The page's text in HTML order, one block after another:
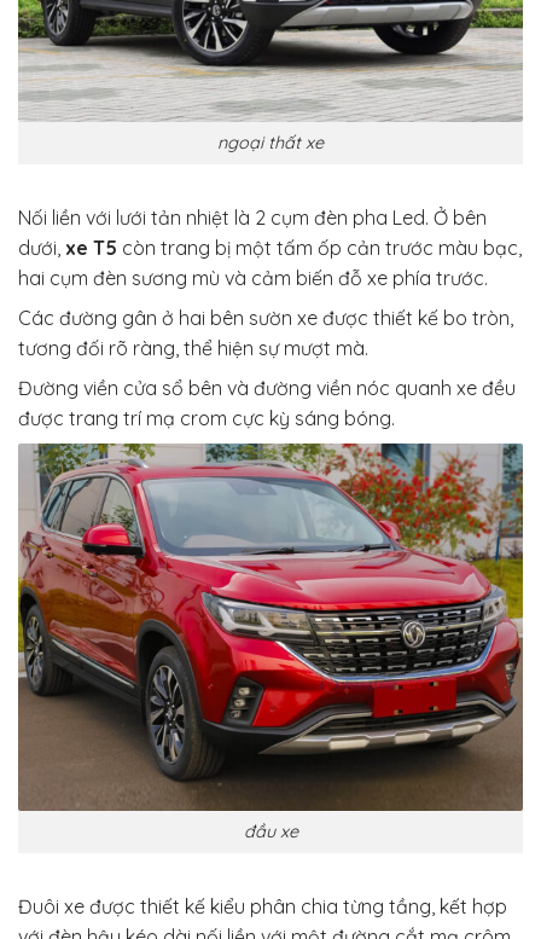
ngoại thất xe
Nối liền với lưới tản nhiệt là 2 cụm đèn pha Led. Ở bên
dưới, xe T5 còn trang bị một tấm ốp cản trước màu bạc,
hai cụm đèn sương mù và cảm biến đỗ xe phía trước.
Các đường gân ở hai bên sườn xe được thiết kế bo tròn,
tương đối rõ ràng, thể hiện sự mượt mà.
Đường viền cửa sổ bên và đường viền nóc quanh xe đều
được trang trí mạ crom cực kỳ sáng bóng.
đầu xe
Đuôi xe được thiết kế kiểu phân chia từng tầng, kết hợp